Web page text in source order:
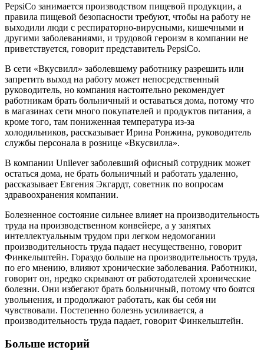
PepsiCo занимается производством пищевой продукции, а
правила пищевой безопасности требуют, чтобы на работу не
выходили люди с респираторно-вирусными, кишечными и
другими заболеваниями, и трудовой героизм в компании не
приветствуется, говорит представитель PepsiCo.
В сети «Вкусвилл» заболевшему работнику разрешить или
запретить выход на работу может непосредственный
руководитель, но компания настоятельно рекомендует
работникам брать больничный и оставаться дома, потому что
в магазинах сети много покупателей и продуктов питания, а
кроме того, там пониженная температура из-за
холодильников, рассказывает Ирина Ронжина, руководитель
службы персонала в рознице «Вкусвилла».
В компании Unilever заболевший офисный сотрудник может
остаться дома, не брать больничный и работать удаленно,
рассказывает Евгения Экгардт, советник по вопросам
здравоохранения компании.
Болезненное состояние сильнее влияет на производительность
труда на производственном конвейере, а у занятых
интеллектуальным трудом при легком недомогании
производительность труда падает несущественно, говорит
Финкельштейн. Гораздо больше на производительность труда,
по его мнению, влияют хронические заболевания. Работники,
говорит он, нредко скрывают от работодателей хронические
болезни. Они избегают брать больничный, потому что боятся
увольнения, и продолжают работать, как бы себя ни
чувствовали. Постепенно болезнь усиливается, а
производительность труда падает, говорит Финкельштейн.
Больше историй